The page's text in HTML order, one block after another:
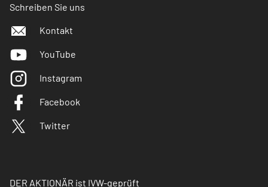
Schreiben Sie uns
Kontakt
YouTube
Instagram
Facebook
Twitter
DER AKTIONÄR ist IVW-geprüft